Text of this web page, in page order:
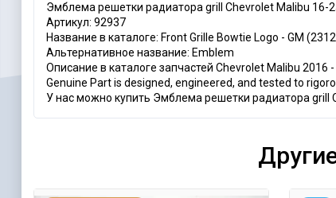
Эмблема решетки радиатора grill Chevrolet Malibu 16-
Артикул: 92937
Название в каталоге: Front Grille Bowtie Logo - GM
Альтернативное название: Emblem
Описание в каталоге запчастей Chevrolet Malibu
Genuine Part is designed, engineered, and tested to
У нас можно купить Эмблема решетки радиатора grill